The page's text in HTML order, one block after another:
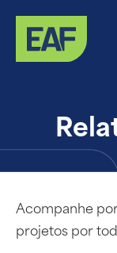
Acompanhe
projetos por